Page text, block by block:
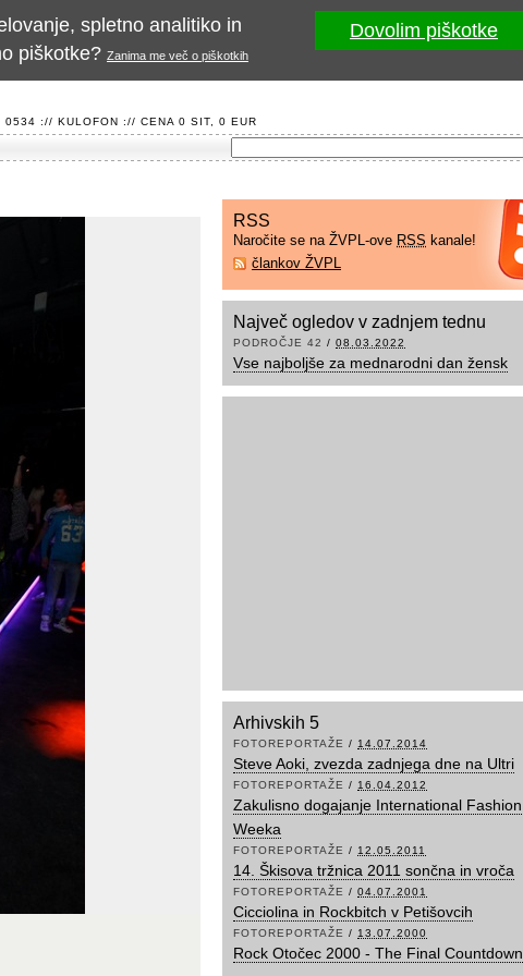
0534 :// KULOFON :// CENA 0 SIT, 0 EUR
RSS
Naročite se na ŽVPL-ove RSS kanale!
člankov ŽVPL
Največ ogledov v zadnjem tednu
PODROČJE 42 / 08.03.2022
Vse najboljše za mednarodni dan žensk
Arhivskih 5
FOTOREPORTAŽE / 14.07.2014
Steve Aoki, zvezda zadnjega dne na Ultri
FOTOREPORTAŽE / 16.04.2012
Zakulisno dogajanje International Fashion
Weeka
FOTOREPORTAŽE / 12.05.2011
14. Škisova tržnica 2011 sončna in vroča
FOTOREPORTAŽE / 04.07.2001
Cicciolina in Rockbitch v Petišovcih
FOTOREPORTAŽE / 13.07.2000
Rock Otočec 2000 - The Final Countdown
spletno analitiko in
piškotke? Zanima me več o piškotkih
Dovolim piškotke